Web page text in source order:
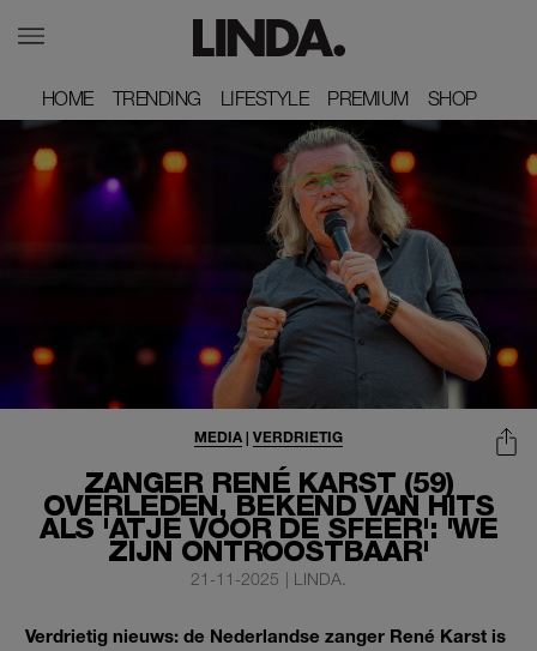
HOME
HOME TRENDING
TRENDING LIFESTYLE
LIFESTYLE PREMIUM
PREMIUM SHOP
SHOP
ZANGER RENÉ KARST (59)
OVERLEDEN, BEKEND VAN HITS
ALS 'ATJE VOOR DE SFEER': 'WE
ZIJN ONTROOSTBAAR'
MEDIA | VERDRIETIG
21-11-2025 | LINDA.
Verdrietig nieuws: de Nederlandse zanger René Karst is